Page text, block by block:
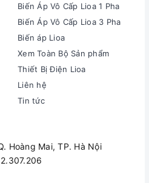
Biến Áp Vô Cấp Lioa 1 Pha
Biến Áp Vô Cấp Lioa 3 Pha
Biến áp Lioa
Xem Toàn Bộ Sản phẩm
Thiết Bị Điện Lioa
Liên hệ
Tin tức
Hoàng Mai, TP. Hà Nội